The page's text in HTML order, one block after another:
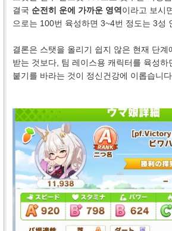
결국 순전히 운에 가까운 영역 이라고 보시
으로는 100번 육성하면 3~4번 정도는 3성
결론은 스탯을 올리기 쉽지 않은 현재 단계
받는 것보다, 팀 레이스용 캐릭터를 육성하
붙기를 바라는 것이 정신건강에 이롭습니다.